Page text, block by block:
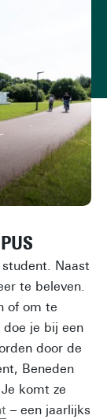
Naast
te beleven.
of om te
je bij een
door de
Beneden
komt ze
– een jaarlijks